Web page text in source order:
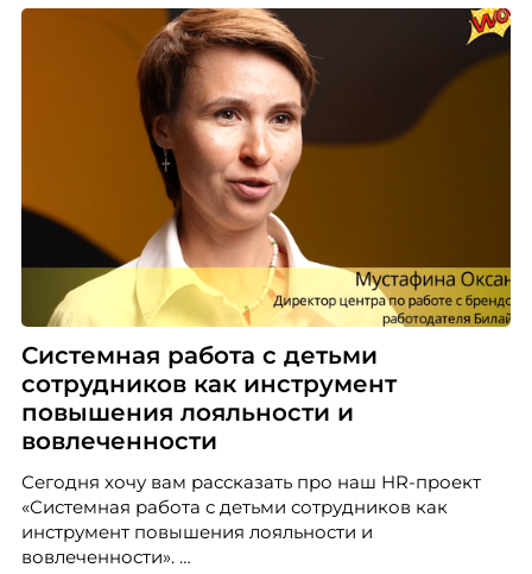
Системная работа с детьми
сотрудников как инструмент
повышения лояльности и
вовлеченности
Сегодня хочу вам рассказать про наш HR-проект
«Системная работа с детьми сотрудников как
инструмент повышения лояльности и
вовлеченности».